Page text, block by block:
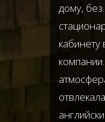
дому, без
кабинету